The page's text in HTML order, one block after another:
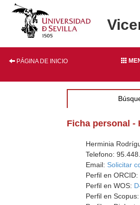
PÁGINA DE INICIO
Ficha personal -
Herminia
Telefono:
Email: Solicitar
Perfil en ORCID:
Perfil en WOS:
Perfil en